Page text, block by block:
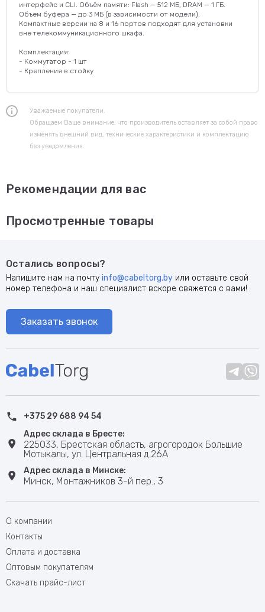
интерфейс и CLI. Объём памяти: Flash — 512 МБ, DRAM — 1 ГБ.
Объем буфера — до 3 МБ (в зависимости от модели).
Компактные версии на 8 и 16 портов подходят для установки
вне телекоммуникационного шкафа.
Комплектация:
- Коммутатор - 1 шт
- Крепления в стойку
Уважаемые покупатели.
Обращаем Ваше внимание, что производитель оставляет за собой право
изменять внешний вид, технические характеристики и комплектацию
без уведомления.
Рекомендации для вас
Просмотренные товары
Остались вопросы?
Напишите нам на почту info@cabeltorg.by или оставьте свой
номер телефона и наш специалист вскоре свяжется с вами!
Заказать звонок
+375 29 688 94 54
Адрес склада в Бресте:
225033, Брестская область, агрогородок Большие
Мотыкалы, ул. Центральная д.26А
Адрес склада в Минске:
Минск, Монтажников 3-й пер., 3
О компании
Контакты
Оплата и доставка
Оптовым покупателям
Скачать прайс-лист